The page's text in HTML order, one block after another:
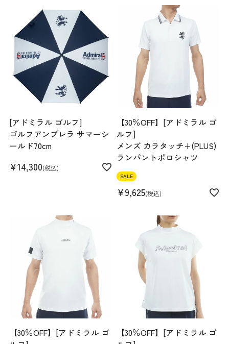
[アドミラル ゴルフ]
ゴルフアンブレラ サマーシ
ールド70cm
¥14,300 税込
【30％OFF】[アドミラル ゴ
ルフ]
メンズ カラタッチ+(PLUS)
ランパントポロシャツ
SALE
¥9,625 税込
【30％OFF】[アドミラル ゴ
【30％OFF】[アドミラル ゴ